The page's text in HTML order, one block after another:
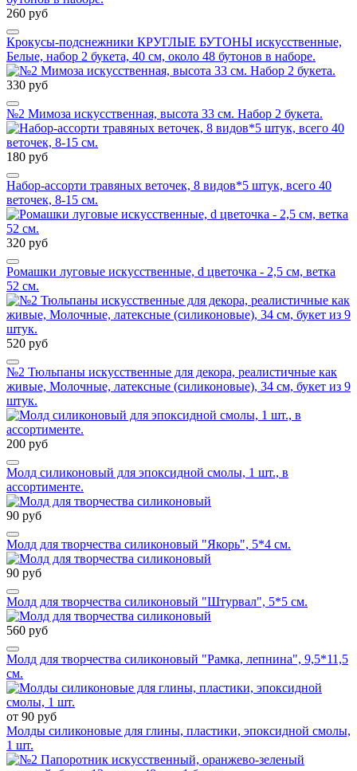
260 руб
Крокусы-подснежники КРУГЛЫЕ БУТОНЫ искусственные,
Белые, набор 2 букета, 40 см, около 48 бутонов в наборе.
330 руб
№2 Мимоза искусственная, высота 33 см. Набор 2 букета.
180 руб
Набор-ассорти травяных веточек, 8 видов*5 штук, всего 40
веточек, 8-15 см.
320 руб
Ромашки луговые искусственные, d цветочка - 2,5 см, ветка
52 см.
520 руб
№2 Тюльпаны искусственные для декора, реалистичные как
живые, Молочные, латексные (силиконовые), 34 см, букет из 9
штук.
200 руб
Молд силиконовый для эпоксидной смолы, 1 шт., в
ассортименте.
90 руб
Молд для творчества силиконовый "Якорь", 5*4 см.
90 руб
Молд для творчества силиконовый "Штурвал", 5*5 см.
560 руб
Молд для творчества силиконовый "Рамка, лепнина", 9,5*11,5
см.
от 90 руб
Молды силиконовые для глины, пластики, эпоксидной смолы,
1 шт.